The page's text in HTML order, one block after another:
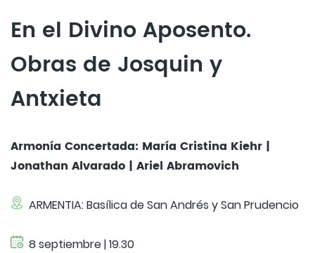
En el Divino Aposento.
Obras de Josquin y
Antxieta
Armonía Concertada: María Cristina Kiehr |
Jonathan Alvarado | Ariel Abramovich
ARMENTIA: Basílica de San Andrés y San Prudencio
8 septiembre | 19.30